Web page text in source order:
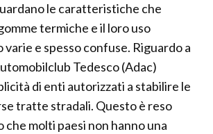
le caratteristiche che
termiche e il loro uso
e spesso confuse. Riguardo a
Tedesco (Adac)
di enti autorizzati a stabilire le
tratte stradali. Questo è reso
che molti paesi non hanno una